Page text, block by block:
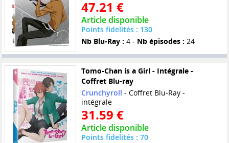
47.21 €
Article disponible
Points fidelités : 130
Nb Blu-Ray : 4 - Nb épisodes : 24
Tomo-Chan is a Girl - Intégrale -
Coffret Blu-ray
Crunchyroll - Coffret Blu-Ray -
intégrale
31.59 €
Article disponible
Points fidelités : 70